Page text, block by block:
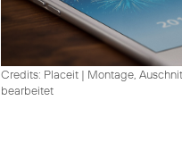
Credits: Placeit | Montage,
bearbeitet